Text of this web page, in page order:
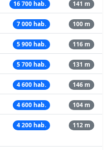
16 700 hab. 141 m
7 000 hab. 100 m
5 900 hab. 116 m
5 700 hab. 131 m
4 600 hab. 146 m
4 600 hab. 104 m
4 200 hab. 112 m